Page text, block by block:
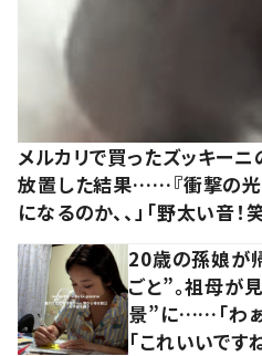
メルカリで買ったズッキー
放置した結果……『衝撃の光
になるのか、、」「野太い音！
20歳の孫娘が
ごと”。祖母が
景”に……「わぁ
「これいいです